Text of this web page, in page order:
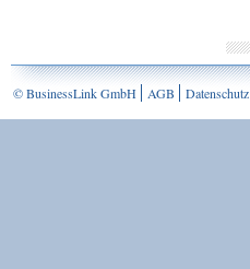
© BusinessLink GmbH AGB Datenschutz